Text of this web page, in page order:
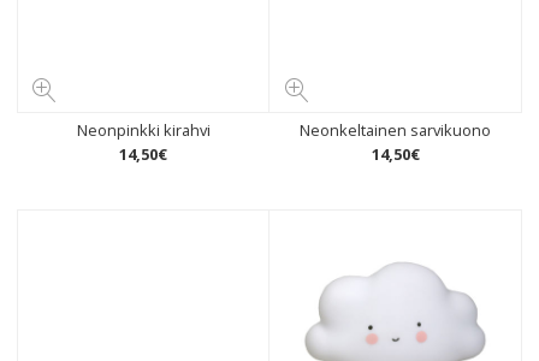
Neonpinkki kirahvi
14,50€
Neonkeltainen sarvikuono
14,50€